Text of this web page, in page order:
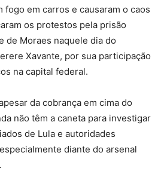
fogo em carros e causaram o caos
os protestos pela prisão
de Moraes naquele dia do
Xavante, por sua participação
na capital federal.
da cobrança em cima do
não têm a caneta para investigar
de Lula e autoridades
diante do arsenal